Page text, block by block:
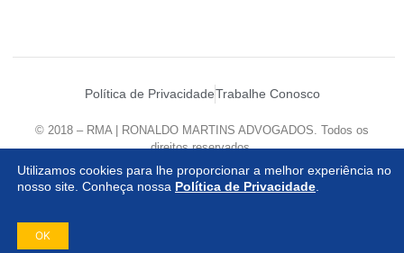
© 2018 – RMA | RONALDO MARTINS ADVOGADOS. Todos os
direitos reservados.
Desenvolvido por
Agência Mazzanti
Política de PrivacidadeTrabalhe Conosco
Utilizamos cookies para lhe proporcionar a melhor experiência no
nosso site. Conheça nossa Política de Privacidade
OK